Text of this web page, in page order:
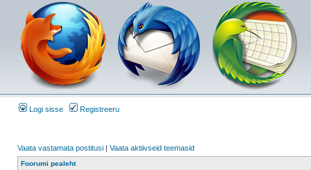
Logi sisse Registreeru
Vaata vastamata postitusi | Vaata aktiivseid teemasid
Foorumi pealeht